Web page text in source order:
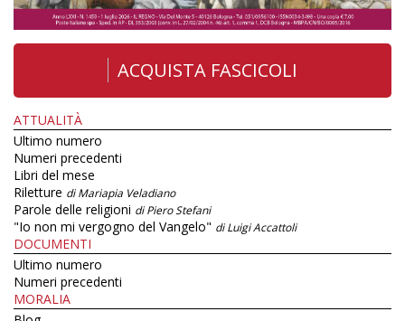
ACQUISTA FASCICOLI
ATTUALITÀ
Ultimo numero
Numeri precedenti
Libri del mese
Riletture di Mariapia Veladiano
Parole delle religioni di Piero Stefani
"Io non mi vergogno del Vangelo" di Luigi Accattoli
DOCUMENTI
Ultimo numero
Numeri precedenti
MORALIA